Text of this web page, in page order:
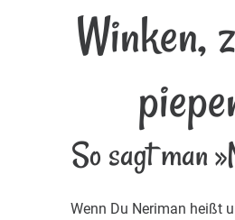
Winken,
So sagt man
Wenn Du Neriman heißt